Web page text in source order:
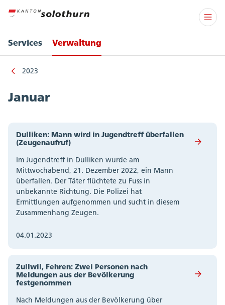
Services Verwaltung
2023
Januar
Dulliken: Mann wird in Jugendtreff überfallen
(Zeugenaufruf)
Im Jugendtreff in Dulliken wurde am
Mittwochabend, 21. Dezember 2022, ein Mann
überfallen. Der Täter flüchtete zu Fuss in
unbekannte Richtung. Die Polizei hat
Ermittlungen aufgenommen und sucht in diesem
Zusammenhang Zeugen.
04.01.2023
Zullwil, Fehren: Zwei Personen nach
Meldungen aus der Bevölkerung
festgenommen
Nach Meldungen aus der Bevölkerung über